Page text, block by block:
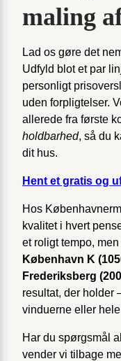
maling
Lad os gøre det
Udfyld blot et par
personligt
uden forpligtelser.
allerede fra første
holdbarhed, så du
dit hus.
Hent et gratis og
Hos
kvalitet i hvert
et roligt tempo,
København K
Frederiksberg
resultat, der holder
vinduerne eller
Har du spørgsmål
vender vi tilbage